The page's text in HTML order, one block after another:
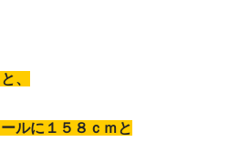
、
ルに１５８ｃｍと